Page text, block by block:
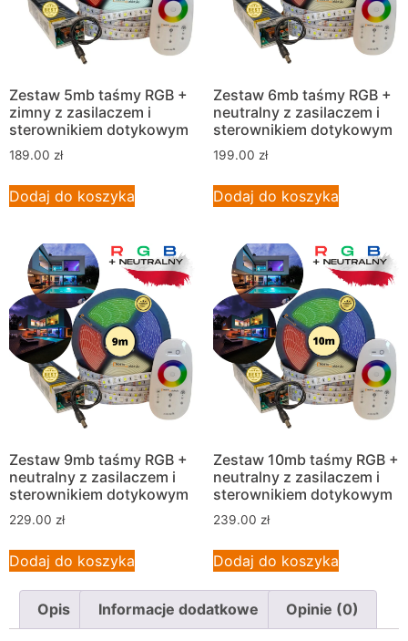
Zestaw 5mb taśmy RGB +
zimny z zasilaczem i
sterownikiem dotykowym
189.00 zł
Dodaj do koszyka
Zestaw 6mb taśmy RGB +
neutralny z zasilaczem i
sterownikiem dotykowym
199.00 zł
Dodaj do koszyka
Zestaw 9mb taśmy RGB +
neutralny z zasilaczem i
sterownikiem dotykowym
229.00 zł
Dodaj do koszyka
Zestaw 10mb taśmy RGB +
neutralny z zasilaczem i
sterownikiem dotykowym
239.00 zł
Dodaj do koszyka
Opis Informacje dodatkowe Opinie (0)